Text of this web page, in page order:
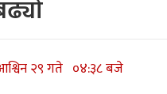
२९ गते ०४:३८ बजे